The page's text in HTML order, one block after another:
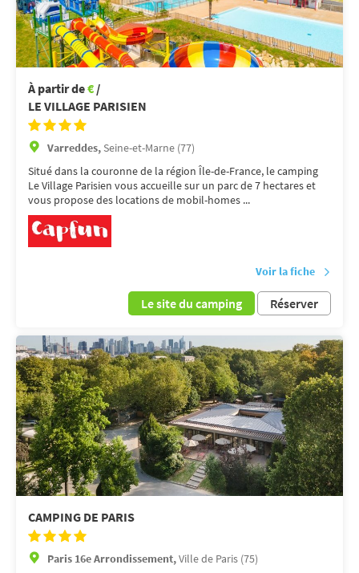
À partir de€ /
LE VILLAGE PARISIEN
Varreddes, Seine-et-Marne (77)
Situé dans la couronne de la région Île-de-France, le camping
Le Village Parisien vous accueille sur un parc de 7 hectares et
vous propose des locations de mobil-homes ...
Voir la fiche
Le site du camping Réserver
CAMPING DE PARIS
Paris 16e Arrondissement,Ville de Paris (75)